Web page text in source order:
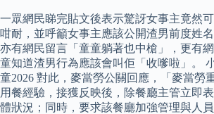
一眾網民睇完貼文後表示驚訝女事主竟然
咁耐，並呼籲女事主應該公開渣男前度姓
亦有網民留言「童童躺著也中槍」，更有
童知道渣男行為應該會叫佢「收嗲啦」。
童2026 對此，麥當勞公關回應，「麥當勞
用餐經驗，接獲反映後，除餐廳主管立即
體狀況；同時，要求該餐廳加強管理與人